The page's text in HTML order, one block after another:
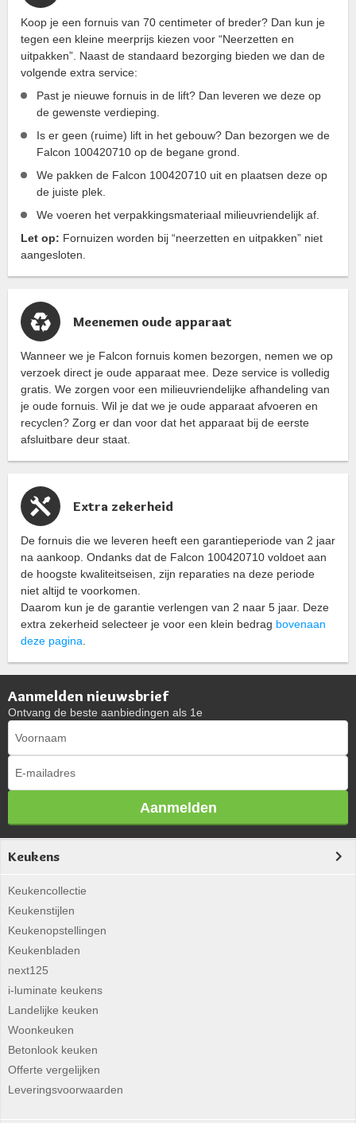
Koop je een fornuis van 70 centimeter of breder? Dan kun je
tegen een kleine meerprijs kiezen voor “Neerzetten en
uitpakken”. Naast de standaard bezorging bieden we dan de
volgende extra service:
Past je nieuwe fornuis in de lift? Dan leveren we deze op
de gewenste verdieping.
Is er geen (ruime) lift in het gebouw? Dan bezorgen we de
Falcon 100420710 op de begane grond.
We pakken de Falcon 100420710 uit en plaatsen deze op
de juiste plek.
We voeren het verpakkingsmateriaal milieuvriendelijk af.
Let op: Fornuizen worden bij “neerzetten en uitpakken” niet
aangesloten.
Meenemen oude apparaat
Wanneer we je Falcon fornuis komen bezorgen, nemen we op
verzoek direct je oude apparaat mee. Deze service is volledig
gratis. We zorgen voor een milieuvriendelijke afhandeling van
je oude fornuis. Wil je dat we je oude apparaat afvoeren en
recyclen? Zorg er dan voor dat het apparaat bij de eerste
afsluitbare deur staat.
Extra zekerheid
De fornuis die we leveren heeft een garantieperiode van 2 jaar
na aankoop. Ondanks dat de Falcon 100420710 voldoet aan
de hoogste kwaliteitseisen, zijn reparaties na deze periode
niet altijd te voorkomen.
Daarom kun je de garantie verlengen van 2 naar 5 jaar. Deze
extra zekerheid selecteer je voor een klein bedrag bovenaan
deze pagina.
Aanmelden nieuwsbrief
Ontvang de beste aanbiedingen als 1e
Aanmelden
Keukens
Keukencollectie
Keukenstijlen
Keukenopstellingen
Keukenbladen
next125
i-luminate keukens
Landelijke keuken
Woonkeuken
Betonlook keuken
Offerte vergelijken
Leveringsvoorwaarden